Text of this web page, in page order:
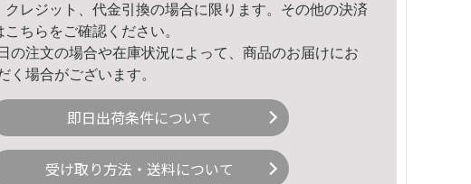
クレジット、代金引換の場合に限ります。その他の決済
こちら をご確認ください。
の注文の場合や在庫状況によって、商品のお届けにお
く場合がございます。
即日出荷条件について
受け取り方法・送料について